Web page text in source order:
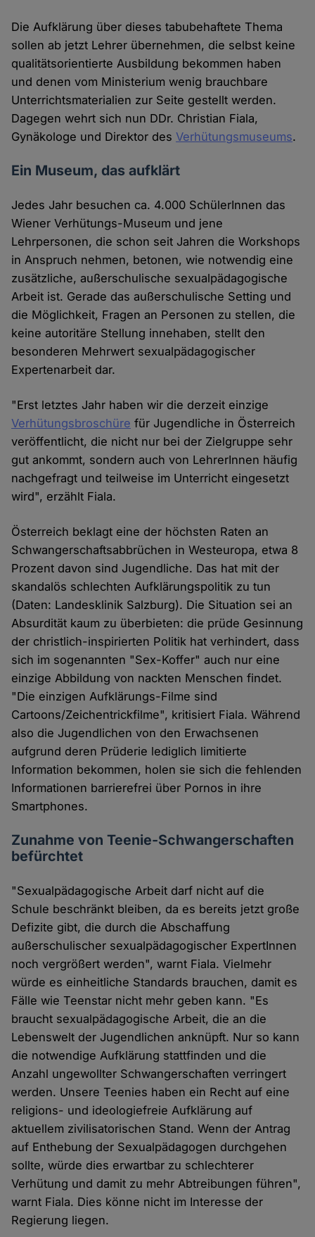
Die Aufklärung über dieses tabubehaftete Thema
sollen ab jetzt Lehrer übernehmen, die selbst keine
qualitätsorientierte Ausbildung bekommen haben
und denen vom Ministerium wenig brauchbare
Unterrichtsmaterialien zur Seite gestellt werden.
Dagegen wehrt sich nun DDr. Christian Fiala,
Gynäkologe und Direktor desVerhütungsmuseums.
Ein Museum, das aufklärt
Jedes Jahr besuchen ca. 4.000 SchülerInnen das
Wiener Verhütungs-Museum und jene
Lehrpersonen, die schon seit Jahren die Workshops
in Anspruch nehmen, betonen, wie notwendig eine
zusätzliche, außerschulische sexualpädagogische
Arbeit ist. Gerade das außerschulische Setting und
die Möglichkeit, Fragen an Personen zu stellen, die
keine autoritäre Stellung innehaben, stellt den
besonderen Mehrwert sexualpädagogischer
Expertenarbeit dar.
"Erst letztes Jahr haben wir die derzeit einzige
Verhütungsbroschüre für Jugendliche in Österreich
veröffentlicht, die nicht nur bei der Zielgruppe sehr
gut ankommt, sondern auch von LehrerInnen häufig
nachgefragt und teilweise im Unterricht eingesetzt
wird", erzählt Fiala.
Österreich beklagt eine der höchsten Raten an
Schwangerschaftsabbrüchen in Westeuropa, etwa 8
Prozent davon sind Jugendliche. Das hat mit der
skandalös schlechten Aufklärungspolitik zu tun
(Daten: Landesklinik Salzburg). Die Situation sei an
Absurdität kaum zu überbieten: die prüde Gesinnung
der christlich-inspirierten Politik hat verhindert, dass
sich im sogenannten "Sex-Koffer" auch nur eine
einzige Abbildung von nackten Menschen findet.
"Die einzigen Aufklärungs-Filme sind
Cartoons/Zeichentrickfilme", kritisiert Fiala. Während
also die Jugendlichen von den Erwachsenen
aufgrund deren Prüderie lediglich limitierte
Information bekommen, holen sie sich die fehlenden
Informationen barrierefrei über Pornos in ihre
Smartphones.
Zunahme von Teenie-Schwangerschaften
befürchtet
"Sexualpädagogische Arbeit darf nicht auf die
Schule beschränkt bleiben, da es bereits jetzt große
Defizite gibt, die durch die Abschaffung
außerschulischer sexualpädagogischer ExpertInnen
noch vergrößert werden", warnt Fiala. Vielmehr
würde es einheitliche Standards brauchen, damit es
Fälle wie Teenstar nicht mehr geben kann. "Es
braucht sexualpädagogische Arbeit, die an die
Lebenswelt der Jugendlichen anknüpft. Nur so kann
die notwendige Aufklärung stattfinden und die
Anzahl ungewollter Schwangerschaften verringert
werden. Unsere Teenies haben ein Recht auf eine
religions- und ideologiefreie Aufklärung auf
aktuellem zivilisatorischen Stand. Wenn der Antrag
auf Enthebung der Sexualpädagogen durchgehen
sollte, würde dies erwartbar zu schlechterer
Verhütung und damit zu mehr Abtreibungen führen",
warnt Fiala. Dies könne nicht im Interesse der
Regierung liegen.